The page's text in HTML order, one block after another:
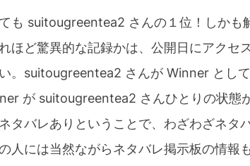
も suitougreentea2 さんの１位！しかも
ほど驚異的な記録かは、公開日にアクセ
。suitougreentea2 さんが Winner とし
が suitougreentea2 さんひとりの状態
タバレありということで、わざわざネタ
人には当然ながらネタバレ掲示板の情報